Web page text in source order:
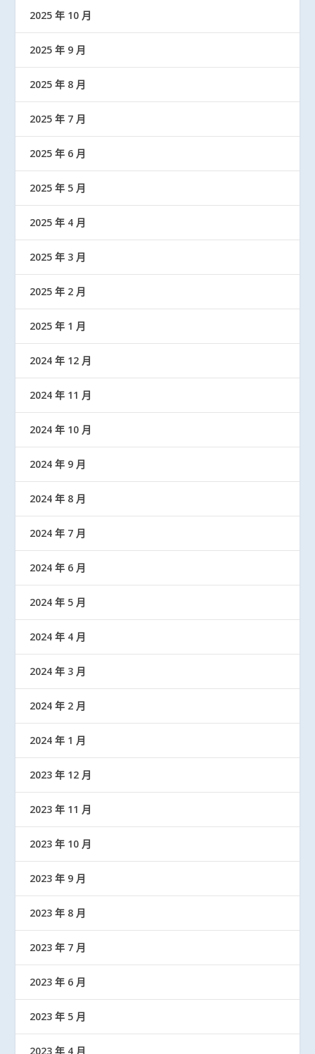
2025 年 10 月
2025 年 9 月
2025 年 8 月
2025 年 7 月
2025 年 6 月
2025 年 5 月
2025 年 4 月
2025 年 3 月
2025 年 2 月
2025 年 1 月
2024 年 12 月
2024 年 11 月
2024 年 10 月
2024 年 9 月
2024 年 8 月
2024 年 7 月
2024 年 6 月
2024 年 5 月
2024 年 4 月
2024 年 3 月
2024 年 2 月
2024 年 1 月
2023 年 12 月
2023 年 11 月
2023 年 10 月
2023 年 9 月
2023 年 8 月
2023 年 7 月
2023 年 6 月
2023 年 5 月
2023 年 4 月